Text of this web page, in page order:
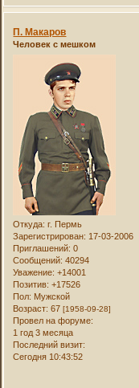
П. Макаров
Человек с мешком
Откуда: г. Пермь
Зарегистрирован: 17-03-2006
Приглашений: 0
Сообщений: 40294
Уважение: +14001
Позитив: +17526
Пол: Мужской
Возраст: 67[1958-09-28]
Провел на форуме:
1 год 3 месяца
Последний визит:
Сегодня 10:43:52